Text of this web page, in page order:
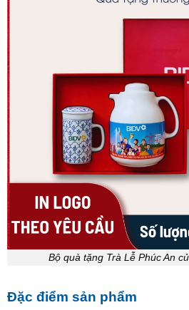
Bộ quà tặng Trà Lễ Phúc An
Đặc điểm sản phẩm